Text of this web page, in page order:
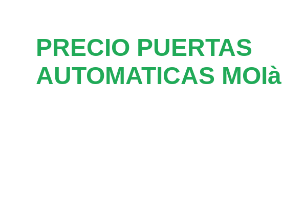
PRECIO PUERTAS
AUTOMATICAS MOIà